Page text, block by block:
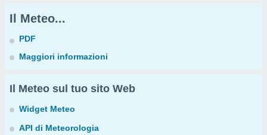
Il Meteo...
PDF
Maggiori informazioni
Il Meteo sul tuo sito Web
Widget Meteo
API di Meteorologia